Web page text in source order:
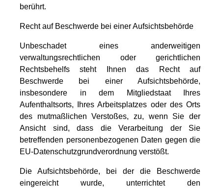
berührt.
Recht auf Beschwerde bei einer Aufsichtsbehörde
Unbeschadet eines anderweitigen
verwaltungsrechtlichen oder gerichtlichen
Rechtsbehelfs steht Ihnen das Recht auf
Beschwerde bei einer Aufsichtsbehörde,
insbesondere in dem Mitgliedstaat Ihres
Aufenthaltsorts, Ihres Arbeitsplatzes oder des Orts
des mutmaßlichen Verstoßes, zu, wenn Sie der
Ansicht sind, dass die Verarbeitung der Sie
betreffenden personenbezogenen Daten gegen die
EU-Datenschutzgrundverordnung verstößt.
Die Aufsichtsbehörde, bei der die Beschwerde
eingereicht wurde, unterrichtet den